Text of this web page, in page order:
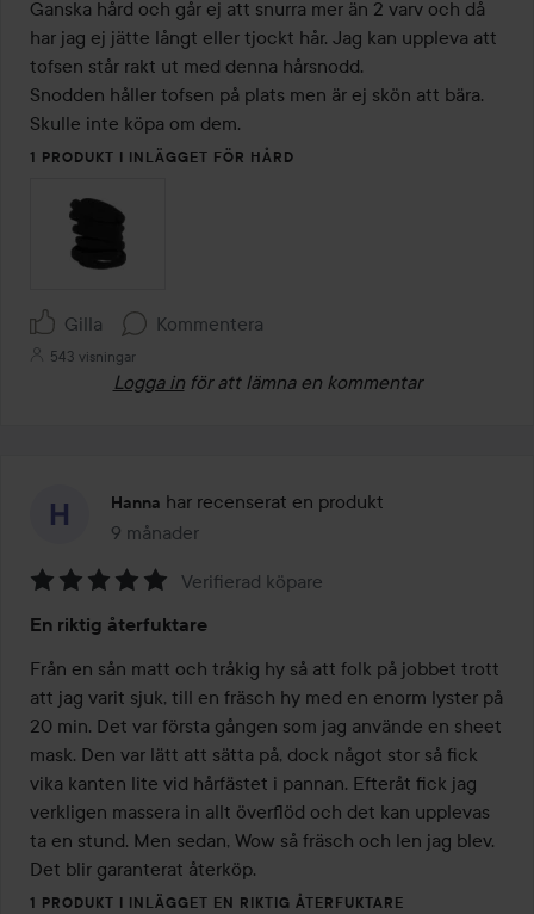
av
5
Ganska hård och går ej att snurra mer än 2 varv och då
har jag ej jätte långt eller tjockt hår. Jag kan uppleva att
tofsen står rakt ut med denna hårsnodd.
Snodden håller tofsen på plats men är ej skön att bära.
Skulle inte köpa om dem.
1 PRODUKT I INLÄGGET FÖR HÅRD
Gilla Kommentera
543 visningar
Logga in för att lämna en kommentar
Hanna har recenserat en produkt
9 månader
Inlägget skapades 9 månader
5
av
5
Verifierad köpare
En riktig återfuktare
Från en sån matt och tråkig hy så att folk på jobbet trott
att jag varit sjuk, till en fräsch hy med en enorm lyster på
20 min. Det var första gången som jag använde en sheet
mask. Den var lätt att sätta på, dock något stor så fick
vika kanten lite vid hårfästet i pannan. Efteråt fick jag
verkligen massera in allt överflöd och det kan upplevas
ta en stund. Men sedan, Wow så fräsch och len jag blev.
Det blir garanterat återköp.
1 PRODUKT I INLÄGGET EN RIKTIG ÅTERFUKTARE